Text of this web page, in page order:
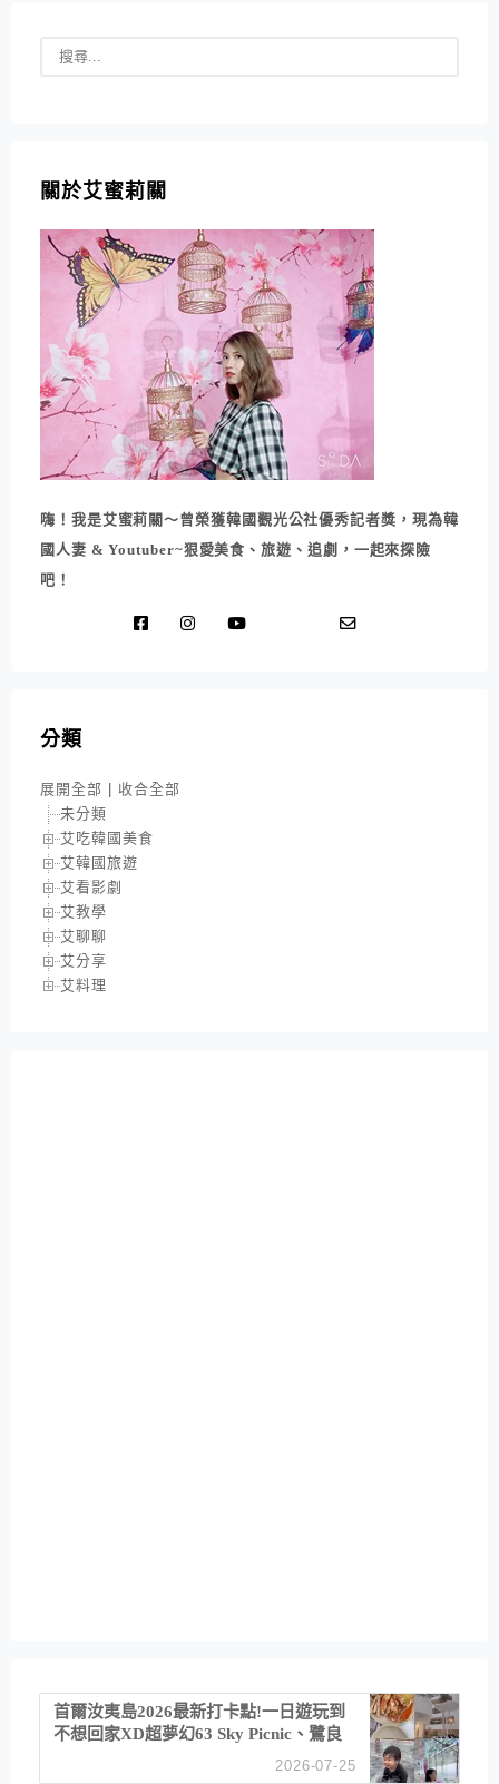
關於艾蜜莉關
嗨！我是艾蜜莉關～曾榮獲韓國觀光公社優秀記者獎，現為韓
國人妻 & Youtuber~狠愛美食、旅遊、追劇，一起來探險
吧！
分類
展開全部
收合全部
未分類
艾吃韓國美食
艾韓國旅遊
艾看影劇
艾教學
艾聊聊
艾分享
艾料理
首爾汝夷島2026最新打卡點!一日遊玩到
不想回家XD超夢幻63 Sky Picnic、鷺良
津帝王蟹大餐、《淚之女王》拍攝地、漢
2026-07-25